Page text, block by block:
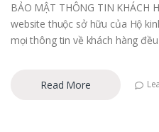
BẢO MẬT THÔNG TIN KHÁCH
website thuộc sở hữu của Hộ
mọi thông tin về khách hàng
Read More